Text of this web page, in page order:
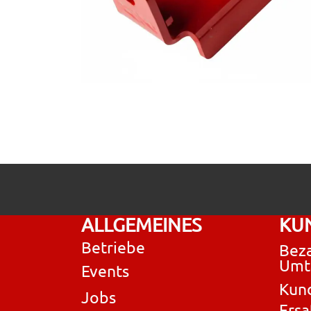
ALLGEMEINES
Betriebe
Events
Jobs